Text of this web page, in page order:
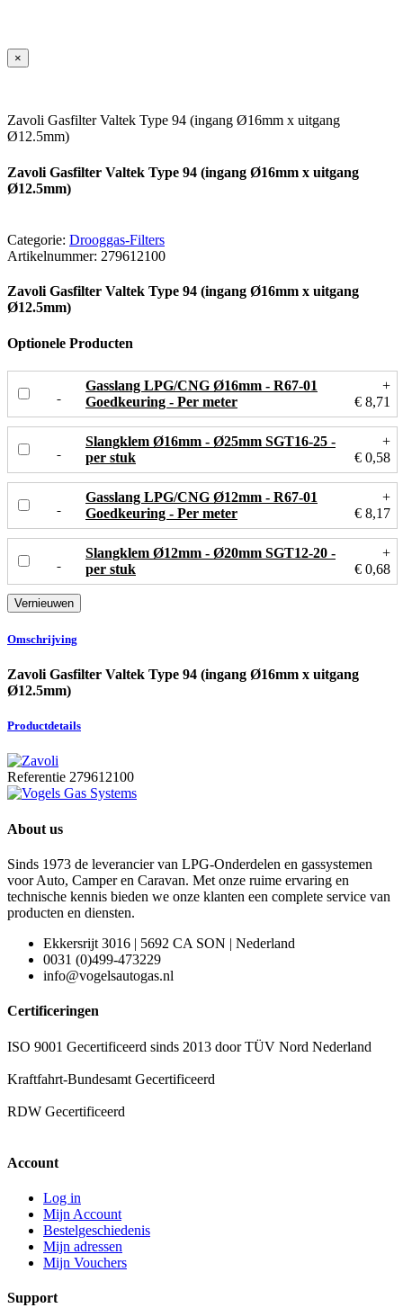
×
Zavoli Gasfilter Valtek Type 94 (ingang Ø16mm x uitgang
Ø12.5mm)
Zavoli Gasfilter Valtek Type 94 (ingang Ø16mm x uitgang
Ø12.5mm)
Categorie: Drooggas-Filters
Artikelnummer: 279612100
Zavoli Gasfilter Valtek Type 94 (ingang Ø16mm x uitgang
Ø12.5mm)
Optionele Producten
Gasslang LPG/CNG Ø16mm - R67-01
Goedkeuring - Per meter
+
€ 8,71
Slangklem Ø16mm - Ø25mm SGT16-25 -
per stuk
+
€ 0,58
Gasslang LPG/CNG Ø12mm - R67-01
Goedkeuring - Per meter
+
€ 8,17
Slangklem Ø12mm - Ø20mm SGT12-20 -
per stuk
+
€ 0,68
Omschrijving
Zavoli Gasfilter Valtek Type 94 (ingang Ø16mm x uitgang
Ø12.5mm)
Productdetails
Referentie 279612100
About us
Sinds 1973 de leverancier van LPG-Onderdelen en gassystemen
voor Auto, Camper en Caravan. Met onze ruime ervaring en
technische kennis bieden we onze klanten een complete service van
producten en diensten.
Ekkersrijt 3016 | 5692 CA SON | Nederland
0031 (0)499-473229
info@vogelsautogas.nl
Certificeringen
ISO 9001 Gecertificeerd sinds 2013 door TÜV Nord Nederland
Kraftfahrt-Bundesamt Gecertificeerd
RDW Gecertificeerd
Account
Log in
Mijn Account
Bestelgeschiedenis
Mijn adressen
Mijn Vouchers
Support